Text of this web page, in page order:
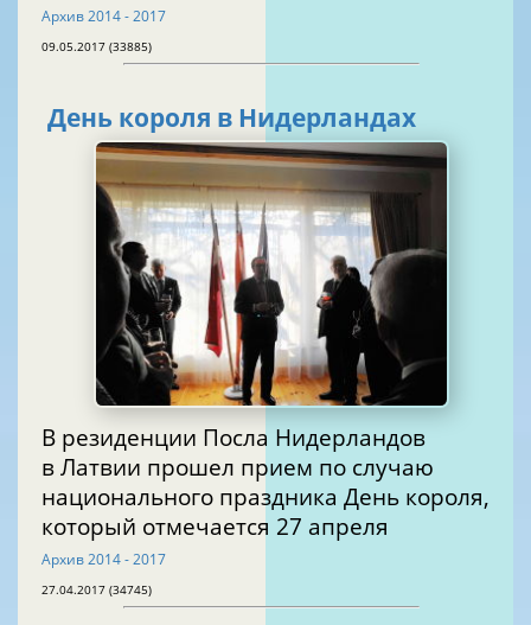
Архив 2014 - 2017
09.05.2017 (33885)
День короля в Нидерландах
В резиденции Посла Нидерландов
в Латвии прошел прием по случаю
национального праздника День короля,
который отмечается 27 апреля
Архив 2014 - 2017
27.04.2017 (34745)